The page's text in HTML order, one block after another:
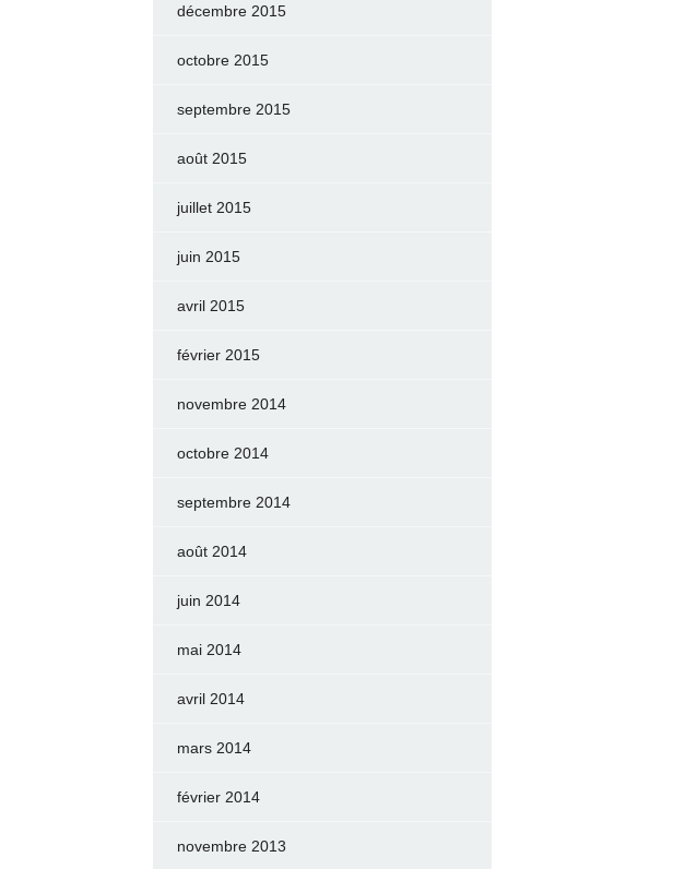
décembre 2015
octobre 2015
septembre 2015
août 2015
juillet 2015
juin 2015
avril 2015
février 2015
novembre 2014
octobre 2014
septembre 2014
août 2014
juin 2014
mai 2014
avril 2014
mars 2014
février 2014
novembre 2013